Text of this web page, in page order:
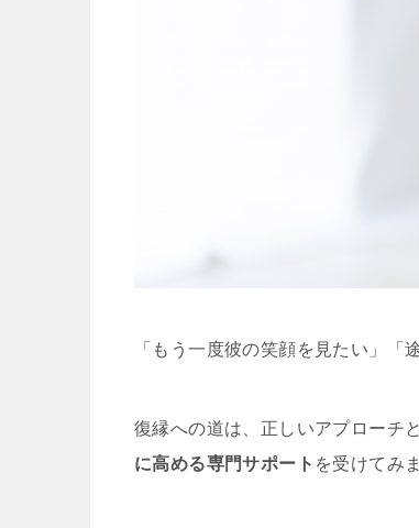
「もう一度彼の笑顔を見たい」「
復縁への道は、正しいアプローチ
に高める専門サポート を受けてみ